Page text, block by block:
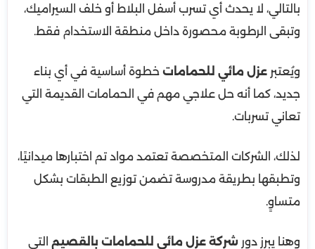
بالتالي، لا يحدث أي تسرب أسفل البلاط أو خلف السيراميك،
وتبقى الرطوبة محصورة داخل منطقة الاستخدام فقط.
ويُعتبر عزل مائي للحمامات خطوة أساسية في أي بناء
جديد، كما أنه حل علاجي مهم في الحمامات القديمة التي
تعاني تسربات.
لذلك، الشركات المتخصصة تعتمد مواد تم اختبارها ميدانيًا،
وتطبقها بطريقة مدروسة تضمن توزيع الطبقات بشكل
متساوٍ.
وهنا يبرز دور شركة عزل مائي للحمامات بالقصيم التي